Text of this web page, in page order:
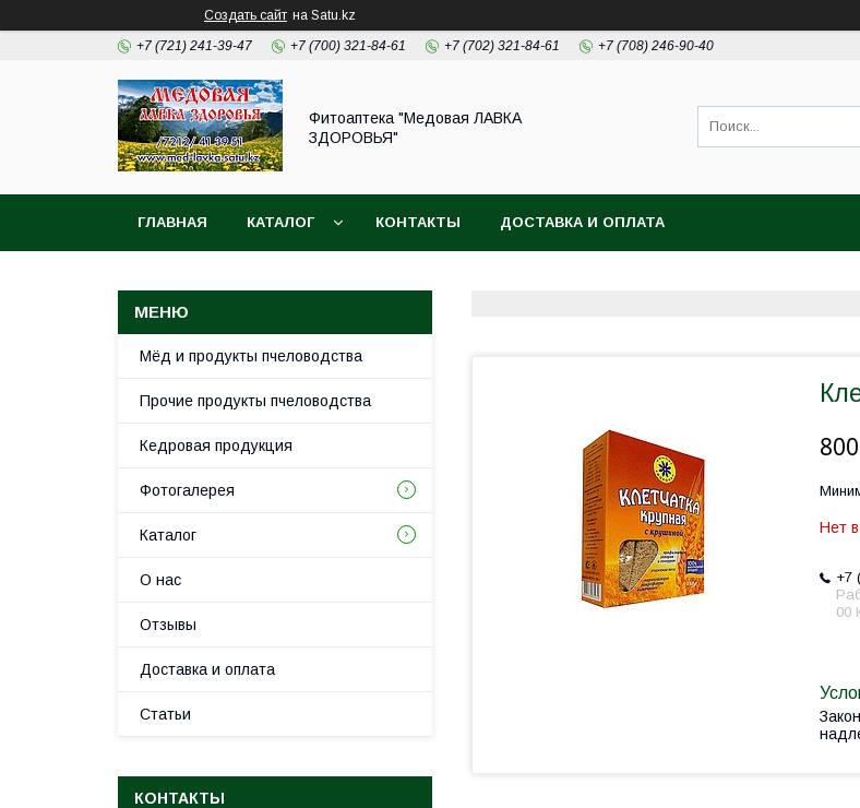
Создать сайт на Satu.kz
+7 (721) 241-39-47 +7 (700) 321-84-61 +7 (702) 321-84-61 +7 (708) 246-90-40
Фитоаптека "Медовая ЛАВКА
ЗДОРОВЬЯ"
ГЛАВНАЯ КАТАЛОГ КОНТАКТЫ ДОСТАВКА И ОПЛАТА
Нет
+7
00
Мёд и продукты пчеловодства
Прочие продукты пчеловодства
Кедровая продукция
Фотогалерея
Каталог
О нас
Отзывы
Доставка и оплата
Статьи
КОНТАКТЫ